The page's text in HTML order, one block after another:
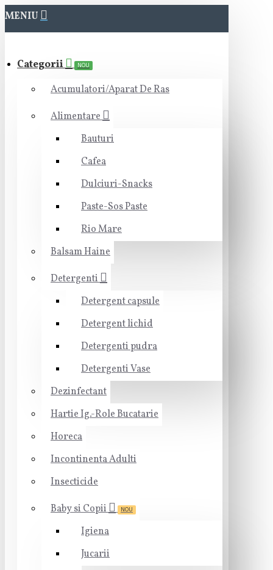
MENIU
Categorii NOU
Acumulatori/Aparat De Ras
Alimentare
Bauturi
Cafea
Dulciuri-Snacks
Paste-Sos Paste
Rio Mare
Balsam Haine
Detergenti
Detergent capsule
Detergent lichid
Detergenti pudra
Detergenti Vase
Dezinfectant
Hartie Ig.-Role Bucatarie
Horeca
Incontinenta Adulti
Insecticide
Baby si Copii
NOU
Igiena
Jucarii